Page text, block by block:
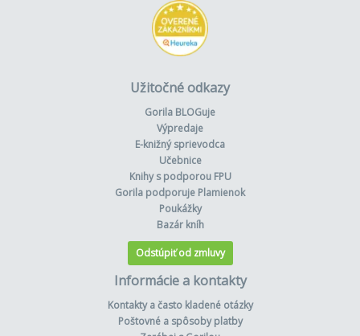
Užitočné odkazy
Gorila BLOGuje
Výpredaje
E-knižný sprievodca
Učebnice
Knihy s podporou FPU
Gorila podporuje Plamienok
Poukážky
Bazár kníh
Odstúpiť od zmluvy
Informácie a kontakty
Kontakty a často kladené otázky
Poštovné a spôsoby platby